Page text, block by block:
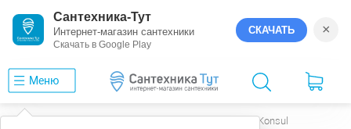
Сантехника-Тут
Интернет-магазин сантехники
Скачать в Google Play
СКАЧАТЬ ×
Меню
Konsul